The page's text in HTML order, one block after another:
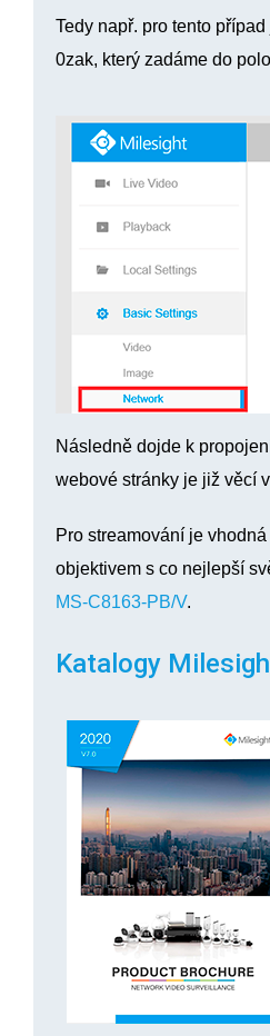
Tedy např. pro tento
0zak, který zadáme do
Následně dojde k
webové stránky je již věcí
Pro streamování je
objektivem s co nejlepší
MS-C8163-PB/V.
Katalogy